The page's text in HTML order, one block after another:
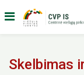
Skelbimas